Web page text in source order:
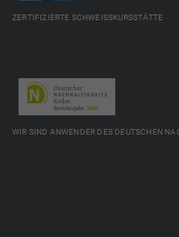
ZERTIFIZIERTE SCHWEISSKURSSTÄTTE
WIR SIND ANWENDER DES DEUTSCHEN